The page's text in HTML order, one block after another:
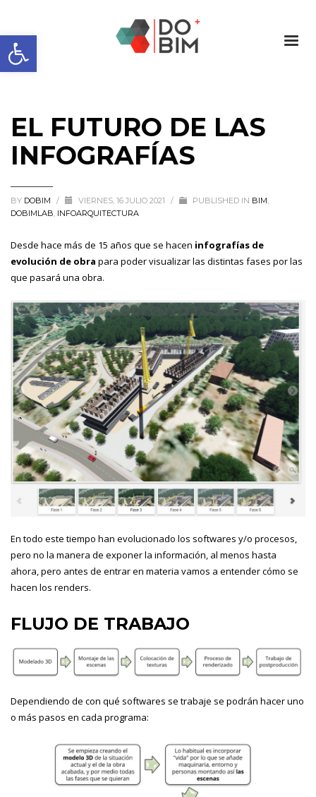
Abrir barra de herramientas
EL FUTURO DE LAS
INFOGRAFÍAS
BY DOBIM / VIERNES, 16 JULIO 2021 / PUBLISHED IN BIM,
DOBIMLAB, INFOARQUITECTURA
Desde hace más de 15 años que se hacen infografías de
evolución de obra para poder visualizar las distintas fases por las
que pasará una obra.
En todo este tiempo han evolucionado los softwares y/o procesos,
pero no la manera de exponer la información, al menos hasta
ahora, pero antes de entrar en materia vamos a entender cómo se
hacen los renders.
FLUJO DE TRABAJO
Dependiendo de con qué softwares se trabaje se podrán hacer uno
o más pasos en cada programa: